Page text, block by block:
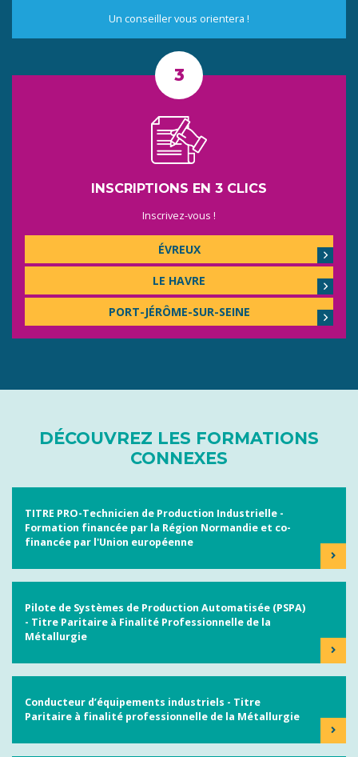
Un conseiller vous orientera !
INSCRIPTIONS EN 3 CLICS
Inscrivez-vous !
ÉVREUX
LE HAVRE
PORT-JÉRÔME-SUR-SEINE
DÉCOUVREZ LES FORMATIONS
CONNEXES
TITRE PRO-Technicien de Production Industrielle -
Formation financée par la Région Normandie et co-
financée par l'Union européenne
Pilote de Systèmes de Production Automatisée (PSPA)
- Titre Paritaire à Finalité Professionnelle de la
Métallurgie
Conducteur d’équipements industriels - Titre
Paritaire à finalité professionnelle de la Métallurgie